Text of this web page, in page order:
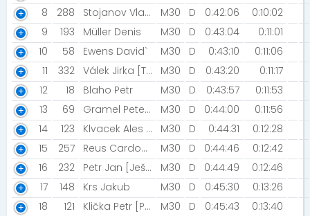
8
288 Stojanov Vladimír M30 D 0:42:06
0:10:02
9
193 Müller Denis M30 D 0:43:04
0:11:01
10
58 Ewens David` M30 D 0:43:10
0:11:06
11
332 Válek Jirka [Tlustokožec v topu] M30 D 0:43:20
0:11:17
12
18 Blaho Petr M30 D 0:43:57
0:11:53
13
69 Gramel Peter [Darkside workout] M30 D 0:44:00
0:11:56
14
123 Klvacek Ales [TJ Sokol Ptení] M30 D 0:44:31
0:12:28
15
257 Reus Cardoso Ricardo [Run Crew Tereza] M30 D 0:44:46
0:12:42
16
232 Petr Jan [Ještětice] M30 D 0:44:49
0:12:46
17
148 Krs Jakub M30 D 0:45:30
0:13:26
18
121 Klička Petr [P&P] M30 D 0:45:43 0:13:40